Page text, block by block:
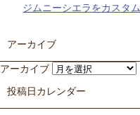
ジムニーシエラをカスタム
アーカイブ
アーカイブ
投稿日カレンダー